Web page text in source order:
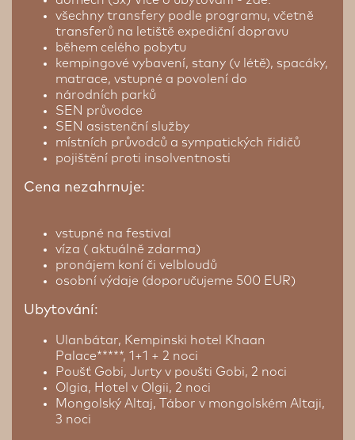
všechny transfery podle programu, včetně
transferů na letiště expediční dopravu
během celého pobytu
kempingové vybavení, stany (v létě), spacáky,
matrace, vstupné a povolení do
národních parků
SEN průvodce
SEN asistenční služby
místních průvodců a sympatických řidičů
pojištění proti insolventnosti
Cena nezahrnuje:
vstupné na festival
víza ( aktuálně zdarma)
pronájem koní či velbloudů
osobní výdaje (doporučujeme 500 EUR)
Ubytování:
Ulanbátar, Kempinski hotel Khaan
Palace*****, 1+1 + 2 noci
Poušť Gobi, Jurty v poušti Gobi, 2 noci
Olgia, Hotel v Olgii, 2 noci
Mongolský Altaj, Tábor v mongolském Altaji,
3 noci